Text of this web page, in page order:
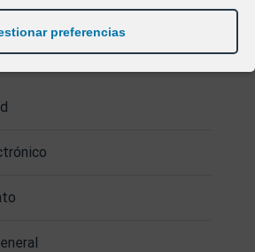
preferencias